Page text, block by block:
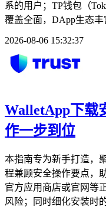
系的用户；TP钱包（
覆盖全面，DApp生态
2026-08-06 15:32:37
WalletApp下载
作一步到位
本指南专为新手打造，
程兼顾安全操作要点，
官方应用商店或官网等
风险；同时细化安装时